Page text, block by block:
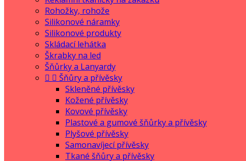
Rohožky, rohože
Silikonové náramky
Silikonové produkty
Skládací lehátka
Škrabky na led
Šňůrky a Lanyardy
  Šňůry a přívěsky
Skleněné přívěsky
Kožené přívěsky
Kovové přívěsky
Plastové a gumové šňůrky a přívěsky
Plyšové přívěsky
Samonavíjecí přívěsky
Tkané šňůry a přívěsky